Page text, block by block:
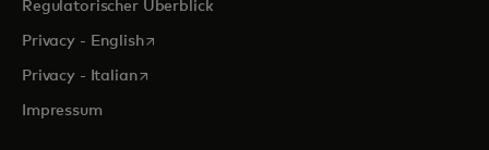
Regulatorischer Überblick
Privacy - Englishwird in einer neuen Registerkarte geöffnet
Privacy - Italianwird in einer neuen Registerkarte geöffnet
Impressum